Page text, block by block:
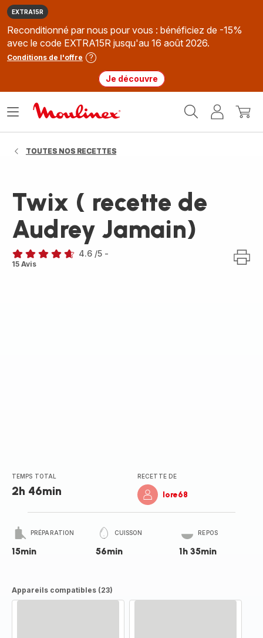
EXTRA15R
Reconditionné par nous pour vous : bénéficiez de -15%
avec le code EXTRA15R jusqu'au 16 août 2026.
Conditions de l'offre
Je découvre
MonMon
Ouvrir
TOUTES NOS RECETTES
Twix ( recette de
Audrey Jamain)
ratings.4.6
4.6 /5 -
15 Avis
TEMPS TOTAL
2h 46min
RECETTE DE
lore68
PRÉPARATION
15min
CUISSON
56min
REPOS
1h 35min
Appareils compatibles (23)